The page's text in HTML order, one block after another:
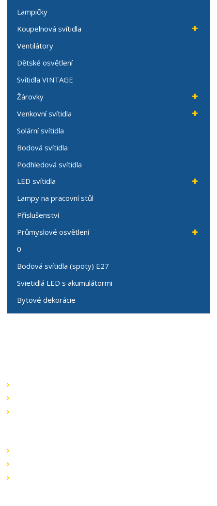
Lampičky
Koupelnová svítidla
Ventilátory
Dětské osvětlení
Svítidla VINTAGE
Žárovky
Venkovní svítidla
Solární svítidla
Bodová svítidla
Podhledová svítidla
LED svítidla
Lampy na pracovní stůl
Příslušenství
Průmyslové osvětlení
0
Bodová svítidla (spoty) E27
Svietidlá LED s akumulátormi
Bytové dekorácie